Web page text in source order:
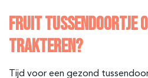
FRUIT TUSSENDOORTJE
TRAKTEREN?
Tijd voor een gezond